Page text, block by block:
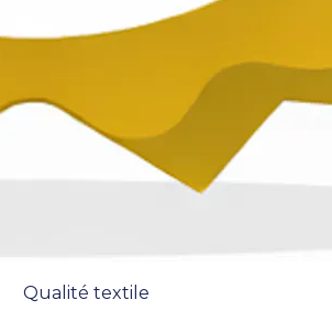
Qualité textile